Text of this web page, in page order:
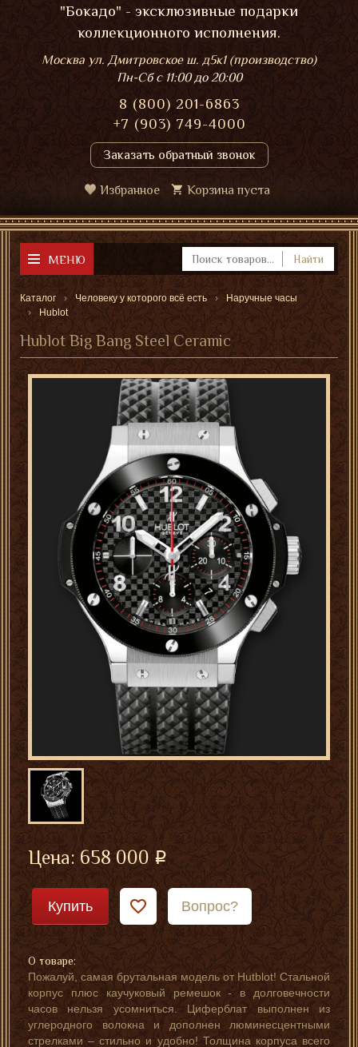
"Бокадо" - эксклюзивные подарки
коллекционного исполнения.
Москва ул. Дмитровское ш. д5к1 (производство)
Пн-Сбс 11:00 до 20:00
8 (800) 201-6863
+7 (903) 749-4000
Заказать обратный звонок
Избранное Корзина пуста
МЕНЮ Найти
Каталог Человеку у которого всё есть
Наручные часы
Hublot
Hublot Big Bang Steel Ceramic
Цена:658 000
Купить Вопрос?
О товаре:
Пожалуй, самая брутальная модель от Hutblot! Стальной
корпус плюс каучуковый ремешок - в долговечности
часов нельзя усомниться. Циферблат выполнен из
углеродного волокна и дополнен люминесцентными
стрелками – стильно и удобно! Толщина корпуса всего